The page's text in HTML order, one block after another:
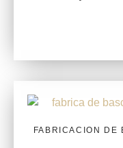
FABRICACION DE